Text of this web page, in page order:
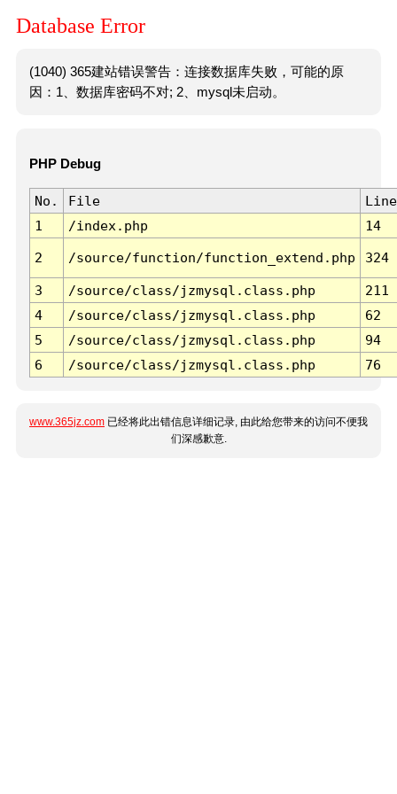
Database Error
(1040) 365建站错误警告：连接数据库失败，可能的原
因：1、数据库密码不对; 2、mysql未启动。
PHP Debug
No. File
Line
1
/index.php 14
2 /source/function/function_extend.php 324
3 /source/class/jzmysql.class.php
211
4
/source/class/jzmysql.class.php
62
5
/source/class/jzmysql.class.php
94
6
/source/class/jzmysql.class.php 76
www.365jz.com 已经将此出错信息详细记录, 由此给您带来的访问不便我
们深感歉意.